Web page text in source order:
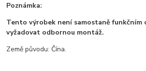
Poznámka:
Tento výrobek není samostaně funkčním
vyžadovat odbornou montáž.
Země původu: Čína.